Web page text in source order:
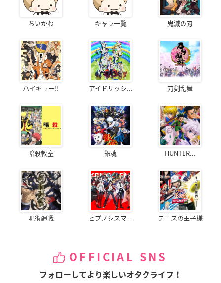
ちいかわ キャラ一覧 鬼滅の刃
ハイキュー!! アイドリッシ... 刀剣乱舞
暗殺教室 銀魂 HUNTER...
呪術廻戦 ヒプノシスマ... テニスの王子様
OFFICIAL SNS
フォローしてより楽しいオタクライフ！